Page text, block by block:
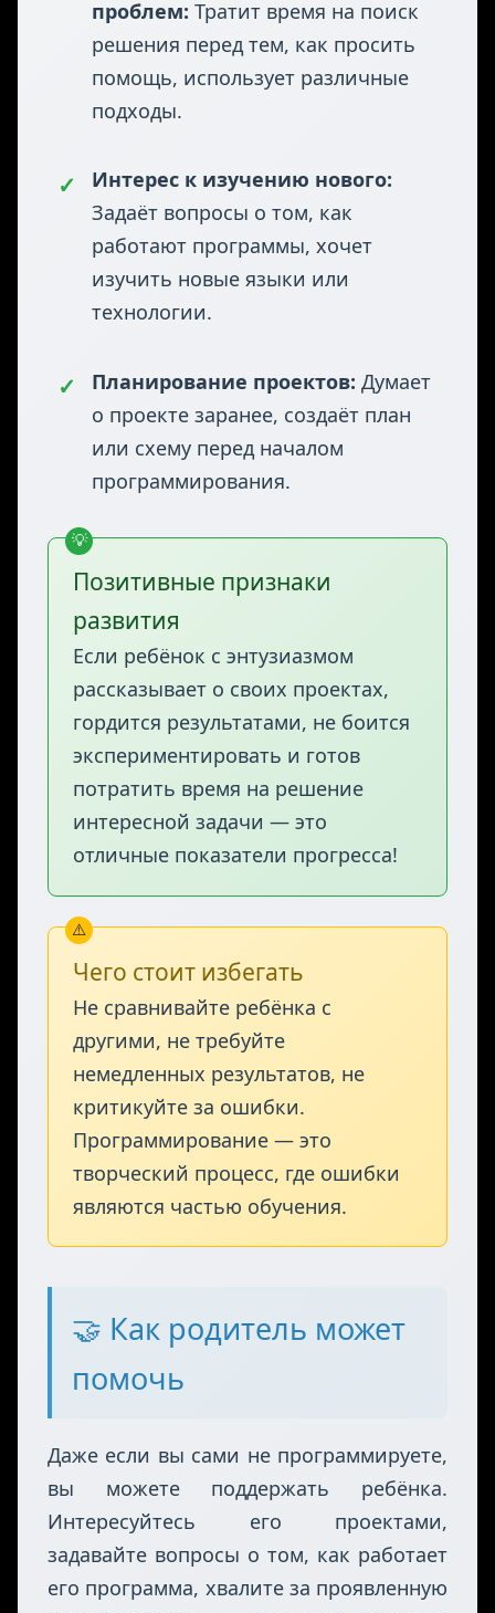
программирования (циклы,
условия, переменные).
Самостоятельное решение
решения перед тем, как просить
помощь, использует различные
подходы.
работают программы, хочет
изучить новые языки или
технологии.
✓ Планирование проектов:Думает
или схему перед началом
программирования.
Позитивные признаки
развития
Если ребёнок с энтузиазмом
рассказывает о своих проектах,
гордится результатами, не боится
потратить время на решение
интересной задачи — это
отличные показатели прогресса!
Чего стоит избегать
Не сравнивайте ребёнка с
другими, не требуйте
немедленных результатов, не
творческий процесс, где ошибки
🤝 Как родитель может
помочь
Даже если вы сами не программируете,